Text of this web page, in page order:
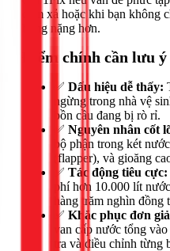
cụm xả hoặc khi bạn không
hỏng nặng hơn.
Điểm chính cần lưu ý
✅ Dấu hiệu dễ thấy:
ngừng trong nhà vệ
bồn cầu đang bị rò rỉ.
✅ Nguyên nhân cốt
bộ phận trong két
(flapper), và gioăng
✅ Tác động tiêu cực:
phí hơn 10.000 lít
hàng trăm nghìn
✅ Khắc phục đơn
van cấp nước tổng
tra và điều chỉnh từng